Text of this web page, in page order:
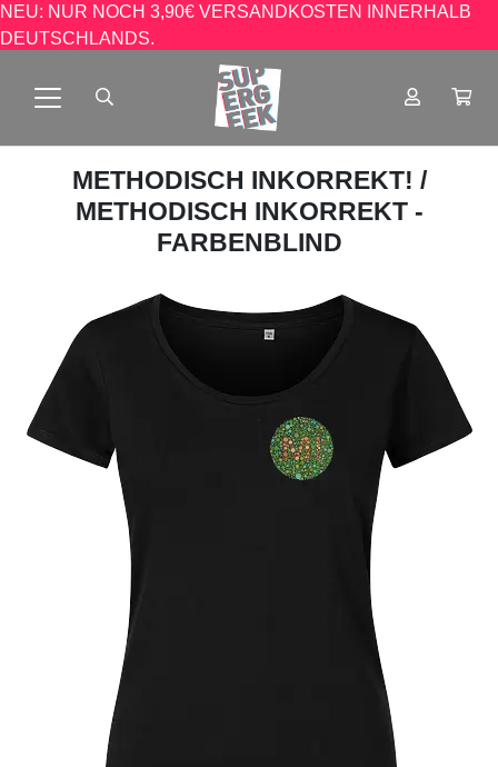
NEU: NUR NOCH 3,90€ VERSANDKOSTEN INNERHALB
DEUTSCHLANDS.
METHODISCH INKORREKT! /
METHODISCH INKORREKT -
FARBENBLIND